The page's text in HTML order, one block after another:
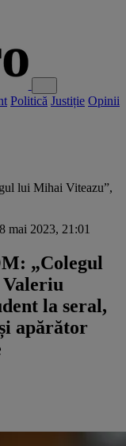
Politică Justiție Opinii
lui Mihai Viteazu”,
mai 2023, 21:01
„Colegul
la seral,
apărător